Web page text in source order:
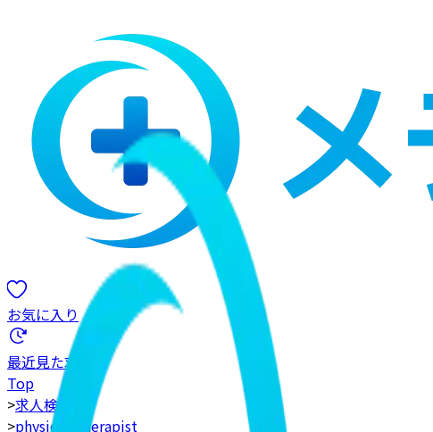
お気に入り
最近見た求人
Top
>求人検索
>physical_therapist